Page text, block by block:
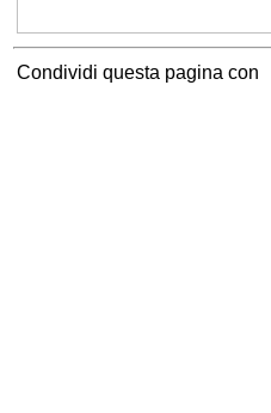
Condividi questa pagina con